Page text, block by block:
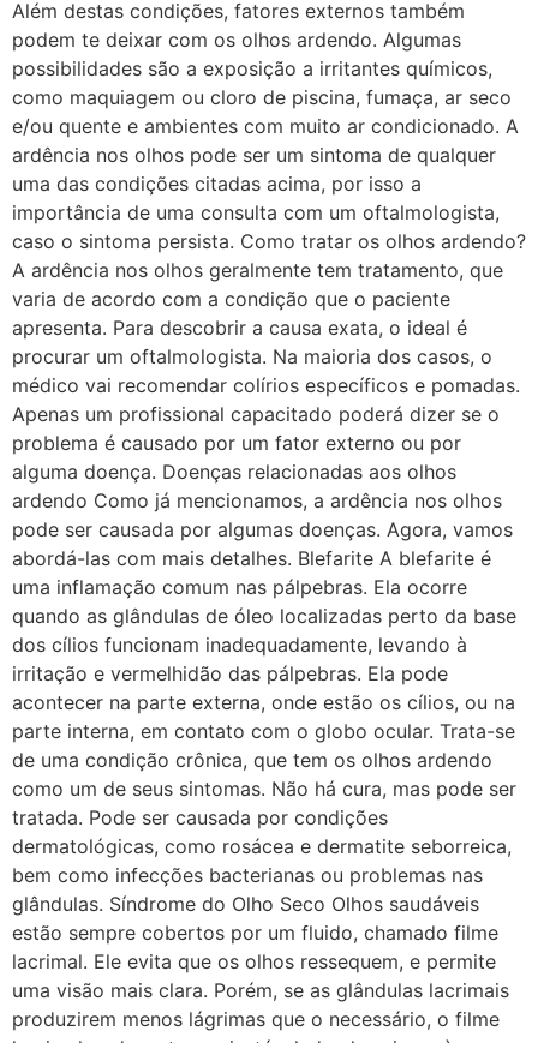
Além destas condições, fatores externos também
podem te deixar com os olhos ardendo. Algumas
possibilidades são a exposição a irritantes químicos,
como maquiagem ou cloro de piscina, fumaça, ar seco
e/ou quente e ambientes com muito ar condicionado. A
ardência nos olhos pode ser um sintoma de qualquer
uma das condições citadas acima, por isso a
importância de uma consulta com um oftalmologista,
caso o sintoma persista. Como tratar os olhos ardendo?
A ardência nos olhos geralmente tem tratamento, que
varia de acordo com a condição que o paciente
apresenta. Para descobrir a causa exata, o ideal é
procurar um oftalmologista. Na maioria dos casos, o
médico vai recomendar colírios específicos e pomadas.
Apenas um profissional capacitado poderá dizer se o
problema é causado por um fator externo ou por
alguma doença. Doenças relacionadas aos olhos
ardendo Como já mencionamos, a ardência nos olhos
pode ser causada por algumas doenças. Agora, vamos
abordá-las com mais detalhes. Blefarite A blefarite é
uma inflamação comum nas pálpebras. Ela ocorre
quando as glândulas de óleo localizadas perto da base
dos cílios funcionam inadequadamente, levando à
irritação e vermelhidão das pálpebras. Ela pode
acontecer na parte externa, onde estão os cílios, ou na
parte interna, em contato com o globo ocular. Trata-se
de uma condição crônica, que tem os olhos ardendo
como um de seus sintomas. Não há cura, mas pode ser
tratada. Pode ser causada por condições
dermatológicas, como rosácea e dermatite seborreica,
bem como infecções bacterianas ou problemas nas
glândulas. Síndrome do Olho Seco Olhos saudáveis
estão sempre cobertos por um fluido, chamado filme
lacrimal. Ele evita que os olhos ressequem, e permite
uma visão mais clara. Porém, se as glândulas lacrimais
produzirem menos lágrimas que o necessário, o filme